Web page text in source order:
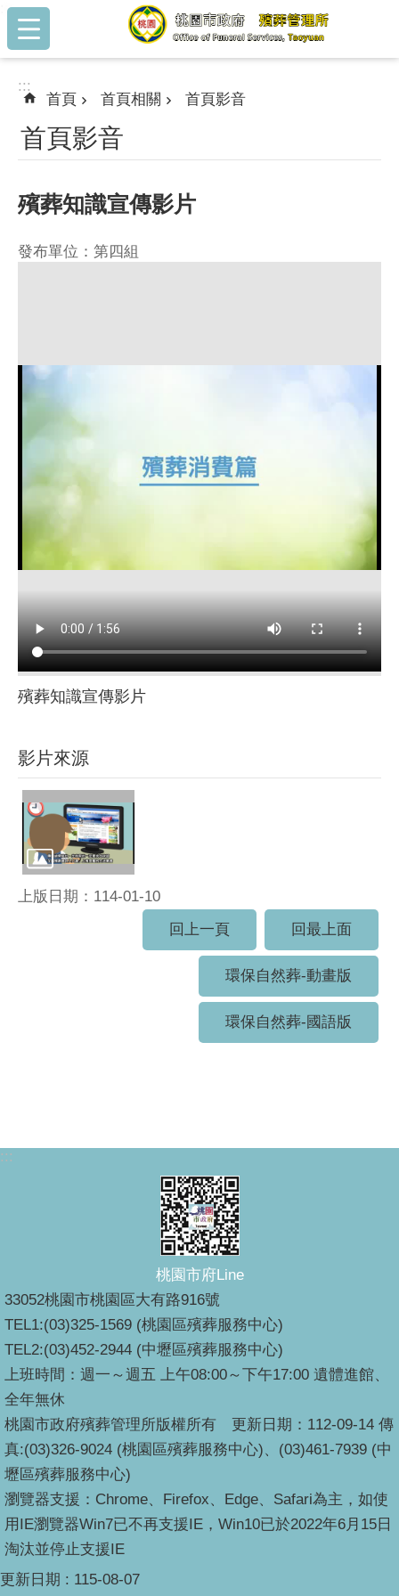
跳到主要內容區塊
:::
:::
首頁 首頁相關 首頁影音
首頁影音
殯葬知識宣傳影片
發布單位：第四組
殯葬知識宣傳影片
影片來源
上版日期：114-01-10
回上一頁
回最上面
環保自然葬-動畫版
環保自然葬-國語版
:::
桃園市府Line
33052桃園市桃園區大有路916號
TEL1:(03)325-1569 (桃園區殯葬服務中心)
TEL2:(03)452-2944 (中壢區殯葬服務中心)
上班時間：週一～週五 上午08:00～下午17:00 遺體進館、
全年無休
桃園市政府殯葬管理所版權所有 更新日期：112-09-14 傳
真:(03)326-9024 (桃園區殯葬服務中心)、(03)461-7939 (中
壢區殯葬服務中心)
瀏覽器支援：Chrome、Firefox、Edge、Safari為主，如使
用IE瀏覽器Win7已不再支援IE，Win10已於2022年6月15日
淘汰並停止支援IE
更新日期
115-08-07